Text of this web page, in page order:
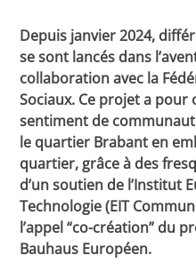
Depuis janvier 2024,
se sont lancés dans
collaboration avec la
Sociaux. Ce projet a
sentiment de
le quartier Brabant en
quartier, grâce à des
d’un soutien de l’Institut
Technologie (EIT
l’appel “co-création” du
Bauhaus Européen.